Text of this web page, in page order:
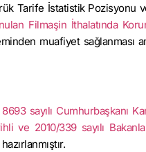
Tarife İstatistik Pozisyonu
Filmaşin İthalatında
muafiyet sağlanması
sayılı Cumhurbaşkanı
ve 2010/339 sayılı